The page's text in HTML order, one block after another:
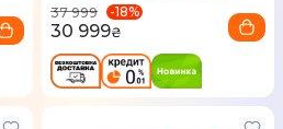
37 999 -18%
30 999₴